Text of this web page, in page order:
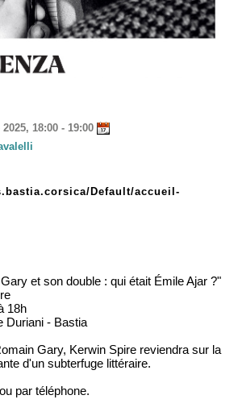
18:00 - 19:00
Default/accueil-
et son double : qui était Émile Ajar ?"
18h
Duriani - Bastia
Gary, Kerwin Spire reviendra sur la
d'un subterfuge littéraire.
par téléphone.